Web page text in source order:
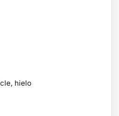
hielo